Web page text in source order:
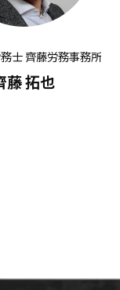
士 齊藤労務事務所
藤 拓也